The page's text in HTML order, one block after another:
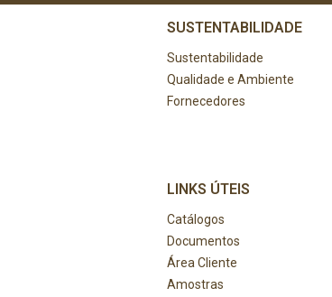
SUSTENTABILIDADE
Sustentabilidade
Qualidade e Ambiente
Fornecedores
LINKS ÚTEIS
Catálogos
Documentos
Área Cliente
Amostras